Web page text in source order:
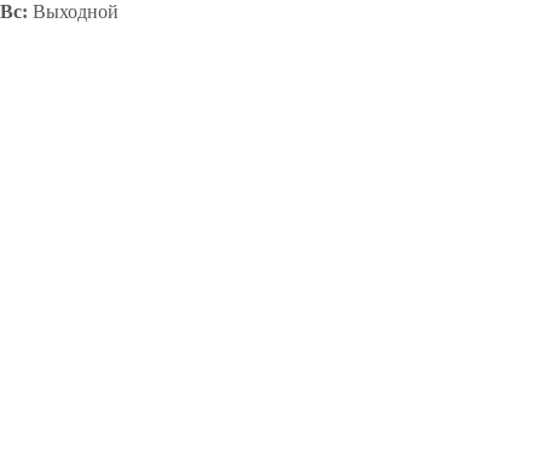
Вс: Выходной